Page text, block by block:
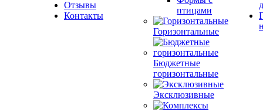
Отзывы
Контакты
птицами
Горизонтальные
Бюджетные
горизонтальные
Эксклюзивные